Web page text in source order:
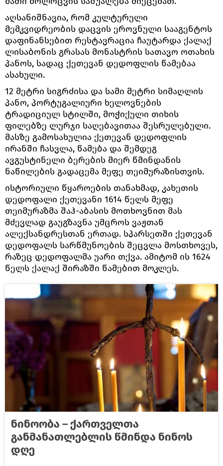
აღსანიშნავია, რომ კულტურული
მემკვიდრეობის დაცვის ეროვნული სააგენტოს
დაფინანსებით რესტავრაცია ჩაუტარდა ქალაქ
ლისაბონის გრასას მონასტრის სათავო ოთახის
პანოს, სადაც ქეთევან დედოფლის წამებაა
ასახული.
12 მეტრი სიგრძისა და სამი მეტრი სიმაღლის
პანო, პორტუგალიური ხელოვნების
ტრადიციულ სტილში, მოჭიქული თიხის
ფილებზე ლურჯი საღებავითაა შესრულებული.
მასზე გამოსახულია ქეთევან დედოფლის
ირანში ჩასვლა, წამება და შემდეგ
ავგუსტინელი ბერების მიერ წმინდანის
ნაწილების გადაცემა მეფე თეიმურაზისთვის.
ისტორიული წყაროების თანახმად, კახეთის
დედოფალი ქეთევანი 1614 წელს მეფე
თეიმურაზმა შაჰ-აბასის მოთხოვნით მას
მძევლად გაუგზავნა უმცროს ვაჟთან
ალექსანდრესთან ერთად. სპარსეთში ქეთევან
დედოფალს სარწმუნოების შეცვლა მოსთხოვეს,
რაზეც დედოფალმა უარი თქვა. ამიტომ ის 1624
წელს ქალაქ შირაზში წამებით მოკლეს.
ნინოობა – ქართველთა
განმანათლებლის წმინდა ნინოს
დღე